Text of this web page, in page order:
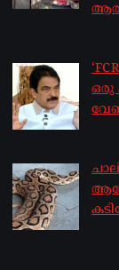
ഒരു